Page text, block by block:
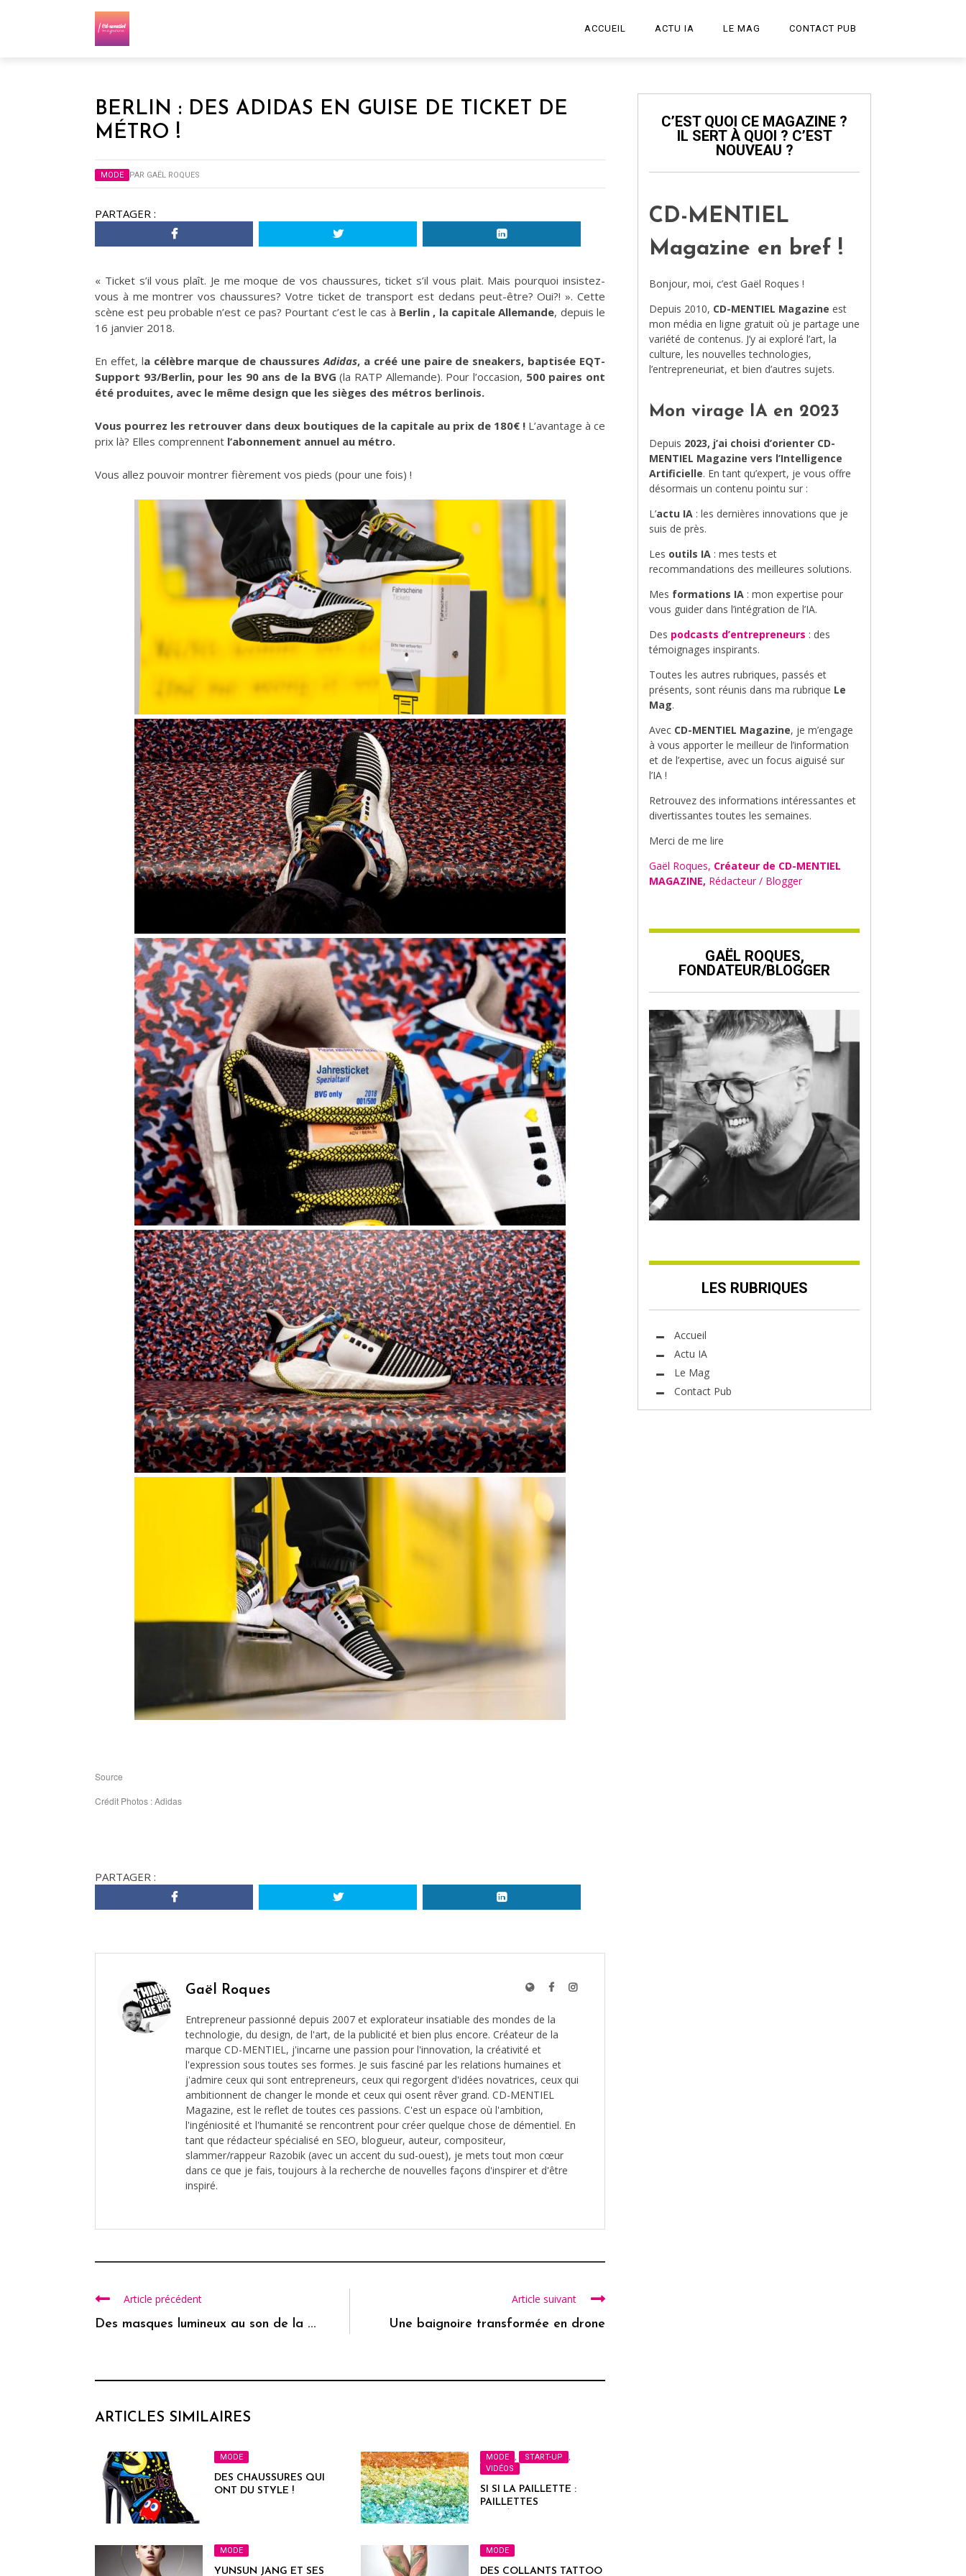
ACCUEIL ACTU IA LE MAG
PUBLICITÉ CRÉATIVE
DESIGN
ART ET CULTURE
ARCHITECTURE
MODE
VOYAGE
ÉQUILIBRE ET ÉVOLUTION
LE MIX DU MOIS
CONTACT PUB
BERLIN : DES ADIDAS EN GUISE DE TICKET DE
MÉTRO !
MODE PAR GAËL ROQUES
PARTAGER :
« Ticket s’il vous plaît. Je me moque de vos chaussures, ticket s’il vous plait. Mais pourquoi insistez-
vous à me montrer vos chaussures? Votre ticket de transport est dedans peut-être? Oui?! ». Cette
scène est peu probable n’est ce pas? Pourtant c’est le cas à Berlin , la capitale Allemande, depuis le
16 janvier 2018.
En effet, la célèbre marque de chaussuresAdidas, a créé une paire de sneakers, baptisée EQT-
Support 93/Berlin, pour les 90 ans de la BVG (la RATP Allemande). Pour l’occasion, 500 paires ont
été produites, avec le même design que les sièges des métros berlinois.
Vous pourrez les retrouver dans deux boutiques de la capitale au prix de 180€ ! L’avantage à ce
prix là? Elles comprennent l’abonnement annuel au métro.
Vous allez pouvoir montrer fièrement vos pieds (pour une fois) !
Source
Crédit Photos : Adidas
PARTAGER :
Gaël Roques
Entrepreneur passionné depuis 2007 et explorateur insatiable des mondes de la
technologie, du design, de l'art, de la publicité et bien plus encore. Créateur de la
marque CD-MENTIEL, j'incarne une passion pour l'innovation, la créativité et
l'expression sous toutes ses formes. Je suis fasciné par les relations humaines et
j'admire ceux qui sont entrepreneurs, ceux qui regorgent d'idées novatrices, ceux qui
ambitionnent de changer le monde et ceux qui osent rêver grand. CD-MENTIEL
Magazine, est le reflet de toutes ces passions. C'est un espace où l'ambition,
l'ingéniosité et l'humanité se rencontrent pour créer quelque chose de démentiel. En
tant que rédacteur spécialisé en SEO, blogueur, auteur, compositeur,
slammer/rappeur Razobik (avec un accent du sud-ouest), je mets tout mon cœur
dans ce que je fais, toujours à la recherche de nouvelles façons d'inspirer et d'être
inspiré.
Article précédent
Des masques lumineux au son de la ...
Article suivant
Une baignoire transformée en drone
ARTICLES SIMILAIRES
MODE
DES CHAUSSURES QUI
ONT DU STYLE !
MODE START-UP
VIDÉOS
SI SI LA PAILLETTE :
PAILLETTES
MODE
YUNSUN JANG ET SES
MODE
DES COLLANTS TATTOO
C’EST QUOI CE MAGAZINE ?
IL SERT À QUOI ? C’EST
NOUVEAU ?
CD-MENTIEL
Magazine en bref !
Bonjour, moi, c’est Gaël Roques !
Depuis 2010, CD-MENTIEL Magazine est
mon média en ligne gratuit où je partage une
variété de contenus. J’y ai exploré l’art, la
culture, les nouvelles technologies,
l’entrepreneuriat, et bien d’autres sujets.
Mon virage IA en 2023
Depuis 2023, j’ai choisi d’orienter CD-
MENTIEL Magazine vers l’Intelligence
Artificielle. En tant qu’expert, je vous offre
désormais un contenu pointu sur :
L’actu IA : les dernières innovations que je
suis de près.
Les outils IA : mes tests et
recommandations des meilleures solutions.
Mes formations IA : mon expertise pour
vous guider dans l’intégration de l’IA.
Des podcasts d’entrepreneurs : des
témoignages inspirants.
Toutes les autres rubriques, passés et
présents, sont réunis dans ma rubrique Le
Mag.
Avec CD-MENTIEL Magazine, je m’engage
à vous apporter le meilleur de l’information
et de l’expertise, avec un focus aiguisé sur
l’IA !
Retrouvez des informations intéressantes et
divertissantes toutes les semaines.
Merci de me lire
Gaël Roques, Créateur de CD-MENTIEL
MAGAZINE, Rédacteur / Blogger
GAËL ROQUES,
FONDATEUR/BLOGGER
LES RUBRIQUES
Accueil
Actu IA
Le Mag
Contact Pub